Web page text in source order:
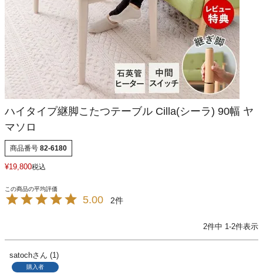
ハイタイプ継脚こたつテーブル Cilla(シーラ) 90幅 ヤ
マソロ
商品番号 82-6180
¥19,800税込
5.00 2
2件中 1-2件表示
satoch 1
購入者